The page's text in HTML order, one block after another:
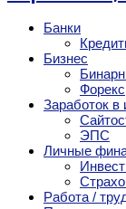
Банки
Бизнес
Форекс
Заработок в
ЭПС
Личные
Работа /